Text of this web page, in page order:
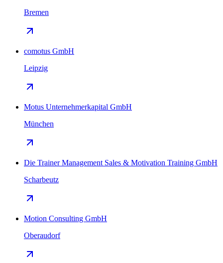
Bremen
comotus GmbH
Leipzig
Motus Unternehmerkapital GmbH
München
Die Trainer Management Sales & Motivation Training GmbH
Scharbeutz
Motion Consulting GmbH
Oberaudorf